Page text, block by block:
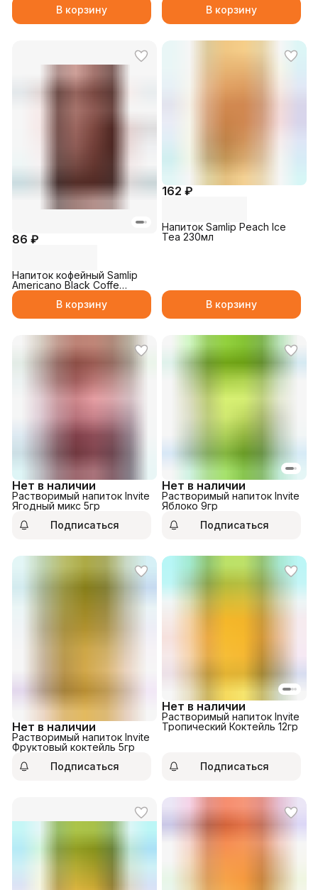
В корзину
В корзину
86 ₽
Напиток кофейный Samlip
Americano Black Coffe
230мл
В корзину
162 ₽
Напиток Samlip Peach Ice
Tea 230мл
В корзину
Нет в наличии
Растворимый напиток Invite
Ягодный микс 5гр
Подписаться
Нет в наличии
Растворимый напиток Invite
Яблоко 9гр
Подписаться
Нет в наличии
Растворимый напиток Invite
Фруктовый коктейль 5гр
Подписаться
Нет в наличии
Растворимый напиток Invite
Тропический Коктейль 12гр
Подписаться